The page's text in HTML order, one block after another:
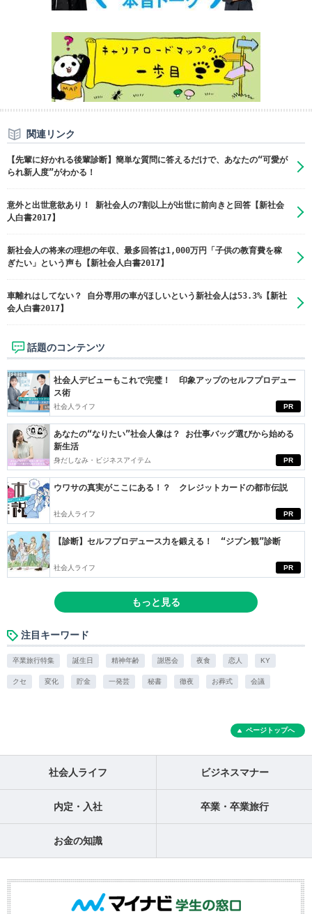
関連リンク
【先輩に好かれる後輩診断】簡単な質問に答えるだけで、あなたの“可愛が
られ新人度”がわかる！
意外と出世意欲あり！ 新社会人の7割以上が出世に前向きと回答【新社会
人白書2017】
新社会人の将来の理想の年収、最多回答は1,000万円「子供の教育費を稼
ぎたい」という声も【新社会人白書2017】
車離れはしてない？ 自分専用の車がほしいという新社会人は53.3%【新社
会人白書2017】
話題のコンテンツ
PR
社会人デビューもこれで完璧！ 印象アップのセルフプロデュー
ス術
社会人ライフ
PR
あなたの“なりたい”社会人像は？ お仕事バッグ選びから始める
新生活
身だしなみ・ビジネスアイテム
PR
ウワサの真実がここにある！？ クレジットカードの都市伝説
社会人ライフ
PR
【診断】セルフプロデュース力を鍛える！ “ジブン観”診断
社会人ライフ
もっと見る
注目キーワード
卒業旅行特集 誕生日 精神年齢 謝恩会 夜食 恋人 KY
クセ 変化 貯金 一発芸 秘書 徹夜 お葬式 会議
ページトップへ
社会人ライフ ビジネスマナー
内定・入社 卒業・卒業旅行
お金の知識